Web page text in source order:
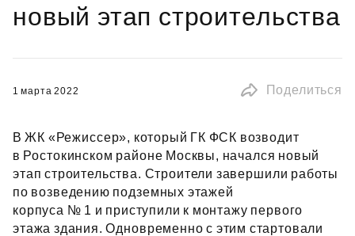
новый этап строительства
1 марта 2022 Поделиться
В ЖК «Режиссер», который ГК ФСК возводит
в Ростокинском районе Москвы, начался новый
этап строительства. Строители завершили работы
по возведению подземных этажей
корпуса № 1 и приступили к монтажу первого
этажа здания. Одновременно с этим стартовали